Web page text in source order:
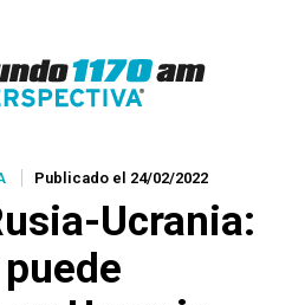
Publicado el 24/02/2022
Ucrania: